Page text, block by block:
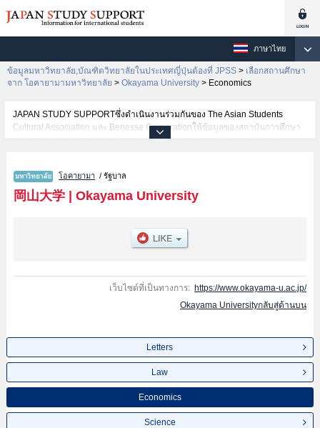
ภาษาไทย
ข้อมูลมหาวิทยาลัย,บัณฑิตวิทยาลัยในประเทศญี่ปุ่นต้องที่ JPSS > เลือกสถานศึกษา
จาก โอคายามามหาวิทยาลัย > Okayama University > Economics
JAPAN STUDY SUPPORTซึ่งดำเนินงานร่วมกันของ The Asian Students
Cultural Association และ Benesse Corporationให้ข้อมูลของสถาบันการศึกษา
ระดับมหาวิทยาลัย・บัณฑิตวิทยาลัย・วิทยาลัยระดับอนุปริญญา・วิทยาลัย
ชาติเช่นข้อมูลของแต่ละคณะ,ข้อมูลการสอบคัดเลือกเข้าศึกษาเช่นจำนวนคนที่รับ
สมัครหรือจำนวนคนที่ผ่านการสอบคัดเลือกเป็นต้น,แนะนำสถานที่,การเดินทาง
เป็นต้นไว้ด้วยดังนั้นขอเชิญใช้บริการค้นหาข้อมูลตามอัธยาศัย
โอคายามา / รัฐบาล
岡山大学| Okayama University
เว็บไซต์ที่เป็นทางการ: https://www.okayama-u.ac.jp/
Okayama Universityกลับสู่ด้านบน
Letters
Law
Economics
Science